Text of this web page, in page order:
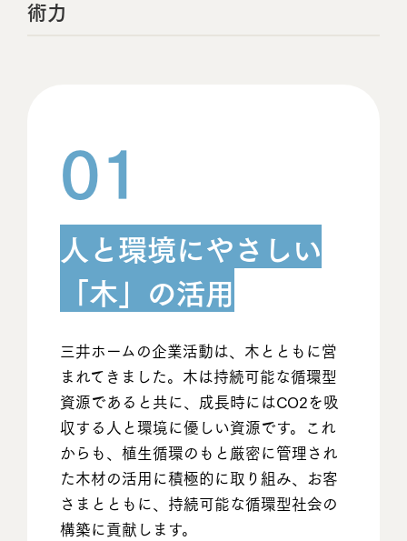
術力
01
人と環境にやさしい
「木」の活用
三井ホームの企業活動は、木とともに営
まれてきました。木は持続可能な循環型
資源であると共に、成長時にはCO2を吸
収する人と環境に優しい資源です。これ
からも、植生循環のもと厳密に管理され
た木材の活用に積極的に取り組み、お客
さまとともに、持続可能な循環型社会の
構築に貢献します。